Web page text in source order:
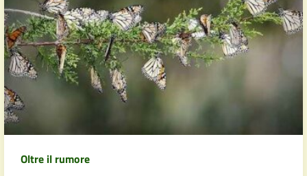
Oltre il rumore